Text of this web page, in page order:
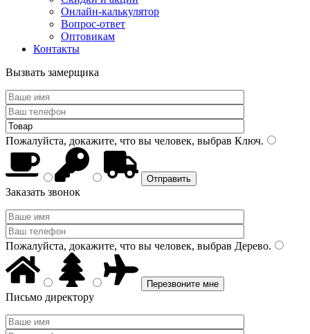
Онлайн-калькулятор
Вопрос-ответ
Оптовикам
Контакты
Вызвать замерщика
Пожалуйста, докажите, что вы человек, выбрав Ключ.
Заказать звонок
Пожалуйста, докажите, что вы человек, выбрав Дерево.
Письмо директору